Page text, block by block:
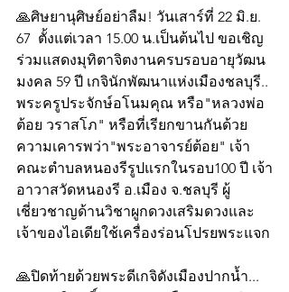
🙏ศิษยานุศิษย์อย่าลืม! วันเสาร์ที่ 22 มิ.ย.
67  ตั้งแต่เวลา 15.00 น.เป็นต้นไป ขอเชิญ
ร่วมแสดงมุทิตาจิตงานครบรอบอายุวัฒน
มงคล 59 ปี เกจินักพัฒนาแห่งเมืองชลบุรี..
พระครูประจักษ์อโนมคุณ หรือ"หลวงพ่อ
ต้อย วราสโภ" หรือที่เรียกขานกันด้วย
ความเคารพว่า"พระอาจารย์ต้อย" เจ้า
คณะตำบลหนองรีรูปแรกในรอบ100 ปี เจ้า
อาวาสวัดหนองรี อ.เมือง จ.ชลบุรี ผู้
เชี่ยวชาญด้านวิชาผูกดวงเสริมดวงและ
เจ้าของไอเดียใช้เครื่องร่อนโปรยพระแจก
🙏ปิดท้ายด้วยพระดีเกจิดังเมืองปากน้ำ...